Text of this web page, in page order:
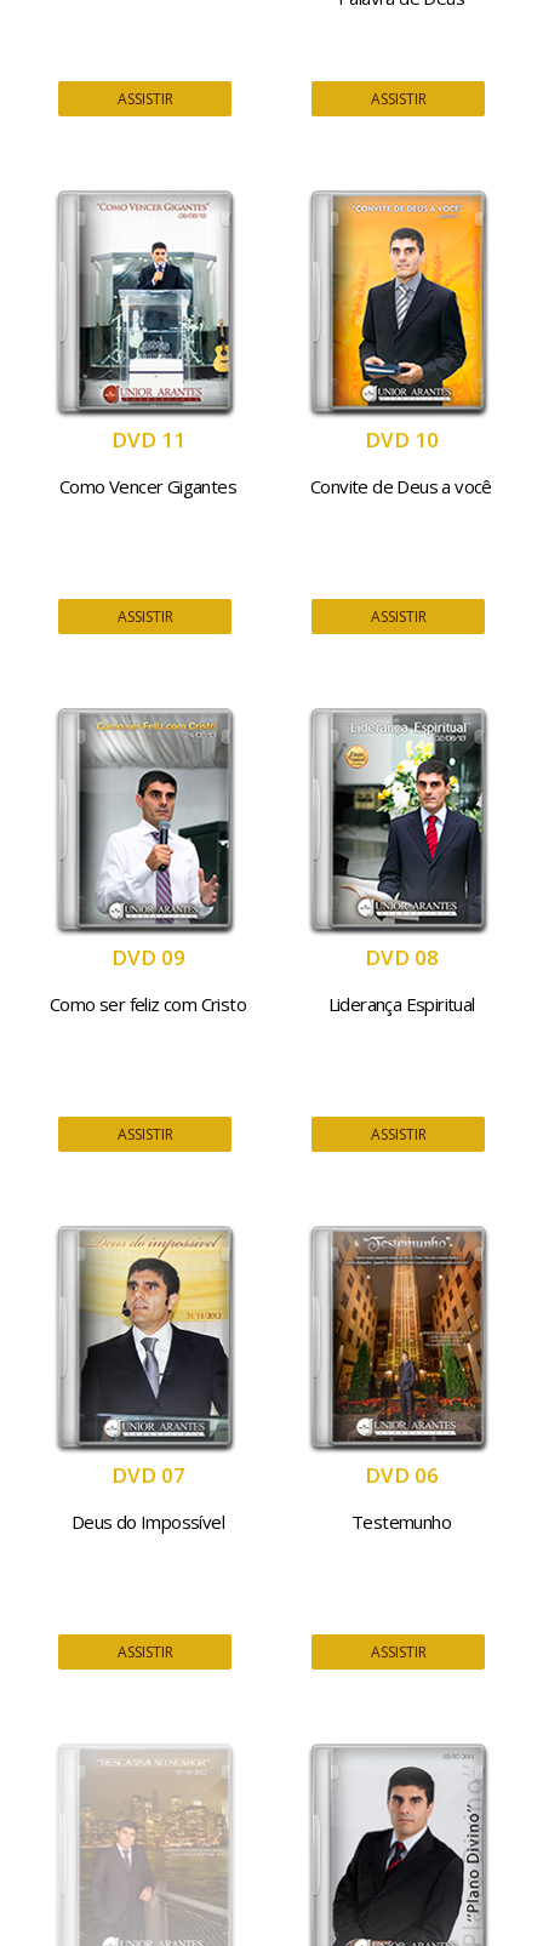
ASSISTIR ASSISTIR
DVD 11
Como Vencer Gigantes
ASSISTIR
DVD 10
Convite de Deus a você
ASSISTIR
DVD 09
Como ser feliz com Cristo
ASSISTIR
DVD 08
Liderança Espiritual
ASSISTIR
DVD 07
Deus do Impossível
ASSISTIR
DVD 06
Testemunho
ASSISTIR